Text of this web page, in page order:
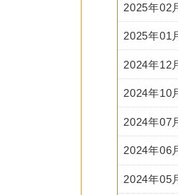
2025年02
2025年01
2024年12
2024年10
2024年07
2024年06
2024年05